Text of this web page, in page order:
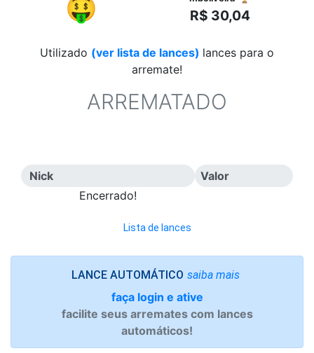
🤑 R$ 30,04
Utilizado (ver lista de lances) lances para o
arremate!
ARREMATADO
Nick
Valor
Encerrado!
Lista de lances
LANCE AUTOMÁTICO saiba mais
faça login e ative
facilite seus arremates com lances
automáticos!